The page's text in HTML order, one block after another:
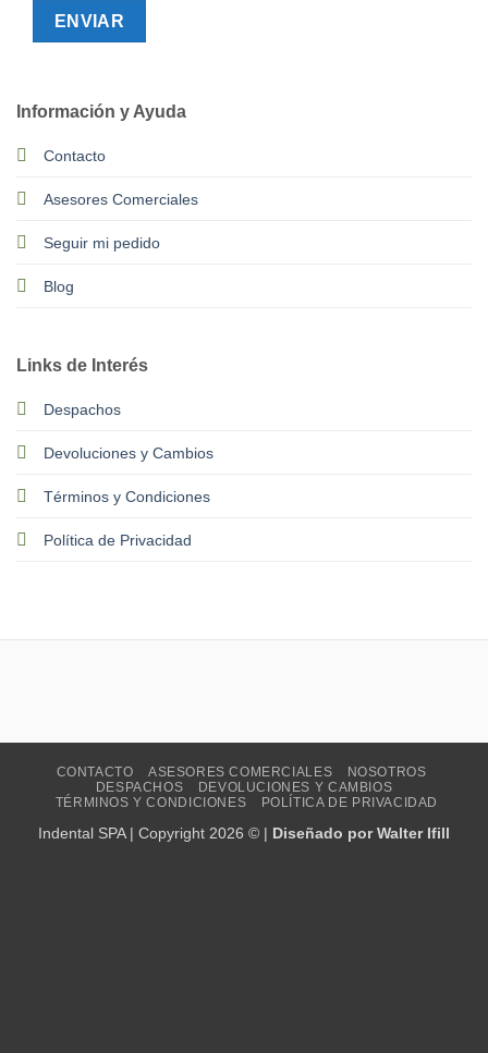
Información y Ayuda
Contacto
Asesores Comerciales
Seguir mi pedido
Blog
Links de Interés
Despachos
Devoluciones y Cambios
Términos y Condiciones
Política de Privacidad
CONTACTO ASESORES COMERCIALES
NOSOTROS
DESPACHOS
DEVOLUCIONES Y CAMBIOS
TÉRMINOS Y CONDICIONES
POLÍTICA DE PRIVACIDAD
Indental SPA | Copyright 2026 © | Diseñado por Walter Ifill